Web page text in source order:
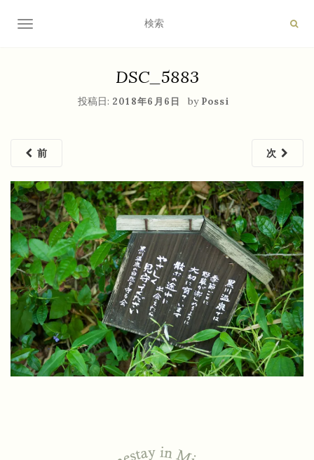
ナビゲーション切り替え
DSC_5883
投稿日: 2018年6月6日 by Possi
前 次